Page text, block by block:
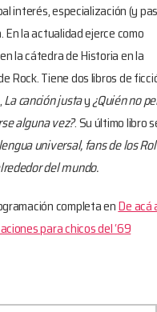
interés, especialización (y
En la actualidad ejerce como
la cátedra de Historia en la
Rock. Tiene dos libros de
La canción justay¿Quién no
alguna vez?. Su último libro
universal, fans de los
del mundo.
completa enDe acá
para chicos del ‘69